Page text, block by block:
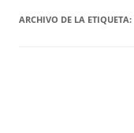
ARCHIVO DE LA ETIQUETA: